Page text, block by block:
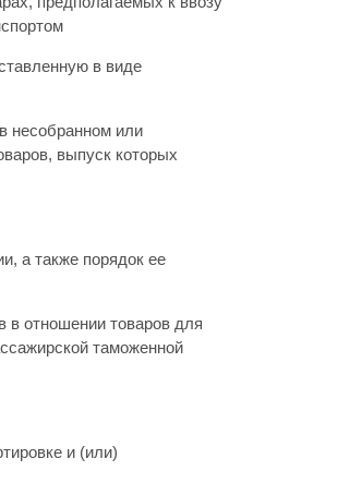
в виде
несобранном или
выпуск которых
а также порядок ее
в отношении товаров для
таможенной
и (или)